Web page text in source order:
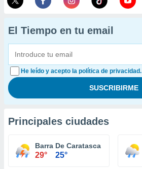
El Tiempo en tu email
He leído y acepto la política de privacidad.
Principales ciudades
Barra De Caratasca
29° 25°